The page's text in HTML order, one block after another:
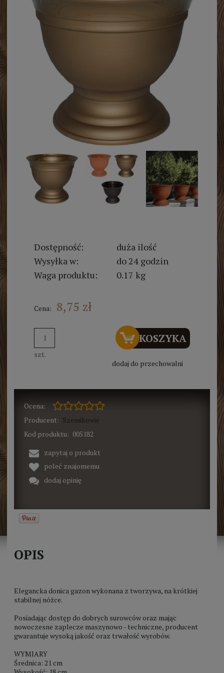
Dostępność:
duża ilość
Wysyłka w:
do 24 godzin
Waga produktu:
0.17 kg
Cena: 8,75 zł
szt.
DO KOSZYKA
dodaj do przechowalni
Ocena:
Producent: Szemikowie
Kod produktu: 005182
zapytaj o produkt
poleć znajomemu
dodaj opinię
OPIS
Elegancka donica gazon wykonana z tworzywa, na krótkiej
stabilnej nóżce.
Posiadając dostęp do dobrych surowców oraz mając
nowoczesne zaplecze maszynowo - techniczne, producent
gwarantuje wysoką jakość oraz trwałość wyrobów.
WYMIARY
Średnica: 21 cm